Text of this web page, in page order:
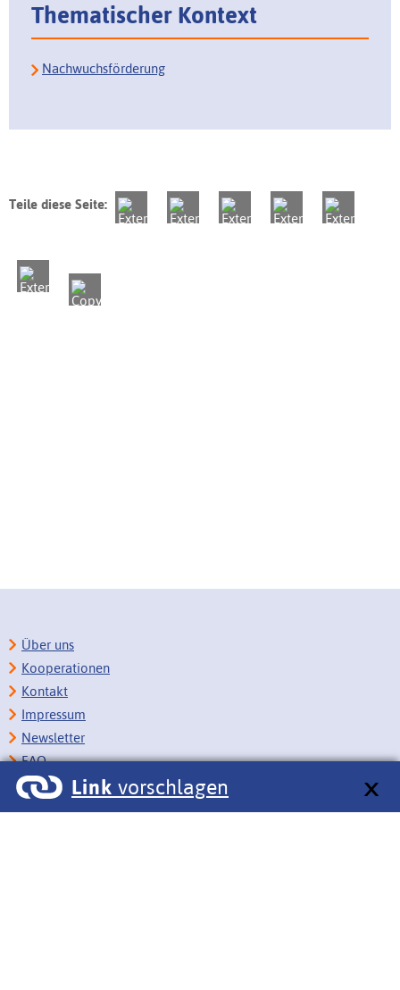
Thematischer Kontext
Nachwuchsförderung
Teile diese Seite:
Link vorschlagen
Über uns
Kooperationen
Kontakt
Impressum
Newsletter
FAQ
Copyright